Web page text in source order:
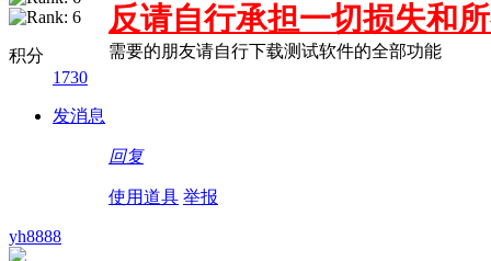
积分
1730
发消息
反请自行承担一切损失和
需要的朋友请自行下载测试软件的全部功能
回复
使用道具 举报
yh8888